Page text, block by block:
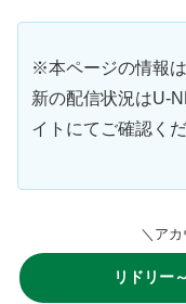
※本ページの情報
新の配信状況はU-
イトにてご確認くだ
＼ア
リドリー